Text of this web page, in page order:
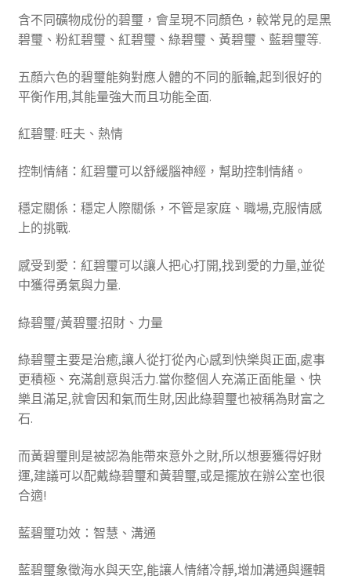
含不同礦物成份的碧璽，會呈現不同顏色，較常見的是黑
碧璽、粉紅碧璽、紅碧璽、綠碧璽、黃碧璽、藍碧璽等.
五顏六色的碧璽能夠對應人體的不同的脈輪,起到很好的
平衡作用,其能量強大而且功能全面.
紅碧璽: 旺夫、熱情
控制情緒：紅碧璽可以舒緩腦神經，幫助控制情緒。
穩定關係：穩定人際關係，不管是家庭、職場,克服情感
上的挑戰.
感受到愛：紅碧璽可以讓人把心打開,找到愛的力量,並從
中獲得勇氣與力量.
綠碧璽/黃碧璽:招財、力量
綠碧璽主要是治癒,讓人從打從內心感到快樂與正面,處事
更積極、充滿創意與活力.當你整個人充滿正面能量、快
樂且滿足,就會因和氣而生財,因此綠碧璽也被稱為財富之
石.
而黃碧璽則是被認為能帶來意外之財,所以想要獲得好財
運,建議可以配戴綠碧璽和黃碧璽,或是擺放在辦公室也很
合適!
藍碧璽功效：智慧、溝通
藍碧璽象徵海水與天空,能讓人情緒冷靜,增加溝通與邏輯